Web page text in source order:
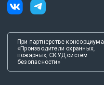
При партнерстве консорциума
«Производители охранных,
пожарных, СКУД систем
безопасности»